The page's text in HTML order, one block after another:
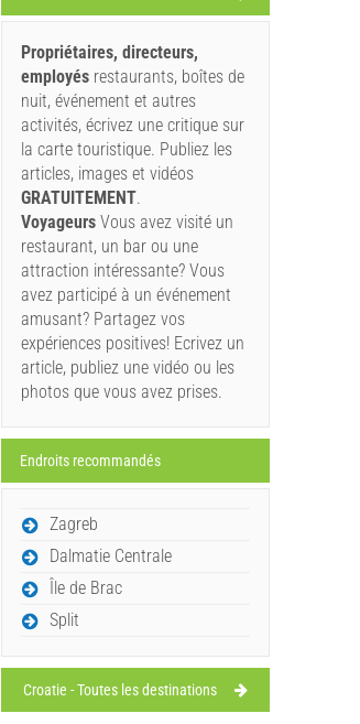
Propriétaires, directeurs,
employés restaurants, boîtes de
nuit, événement et autres
activités, écrivez une critique sur
la carte touristique. Publiez les
articles, images et vidéos
GRATUITEMENT.
Voyageurs Vous avez visité un
restaurant, un bar ou une
attraction intéressante? Vous
avez participé à un événement
amusant? Partagez vos
expériences positives! Ecrivez un
article, publiez une vidéo ou les
photos que vous avez prises.
Endroits recommandés
Zagreb
Dalmatie Centrale
Île de Brac
Split
Croatie - Toutes les destinations